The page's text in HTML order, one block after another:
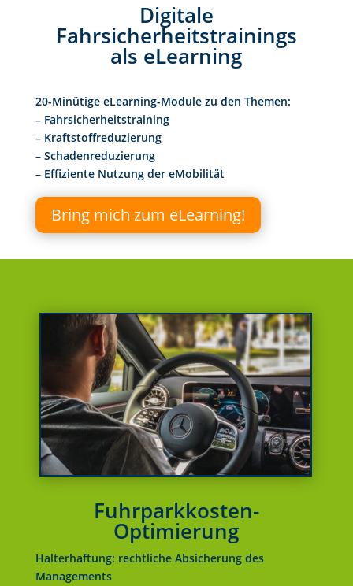
Digitale
Fahrsicherheitstrainings
als eLearning
20-Minütige eLearning-Module zu den Themen:
– Fahrsicherheitstraining
– Kraftstoffreduzierung
– Schadenreduzierung
– Effiziente Nutzung der eMobilität
Bring mich zum eLearning!
Fuhrparkkosten-
Optimierung
Halterhaftung: rechtliche Absicherung des
Managements